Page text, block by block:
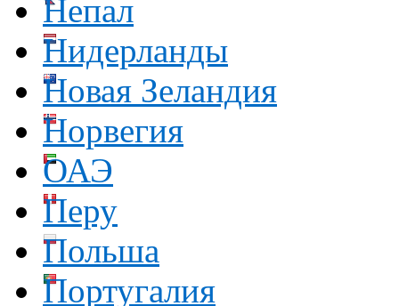
Непал
Нидерланды
Новая Зеландия
Норвегия
ОАЭ
Перу
Польша
Португалия